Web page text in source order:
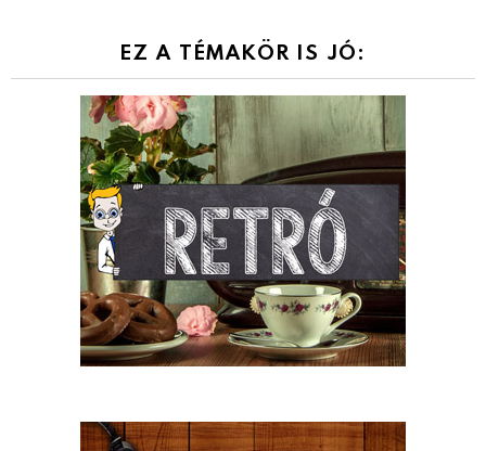
EZ A TÉMAKÖR IS JÓ: